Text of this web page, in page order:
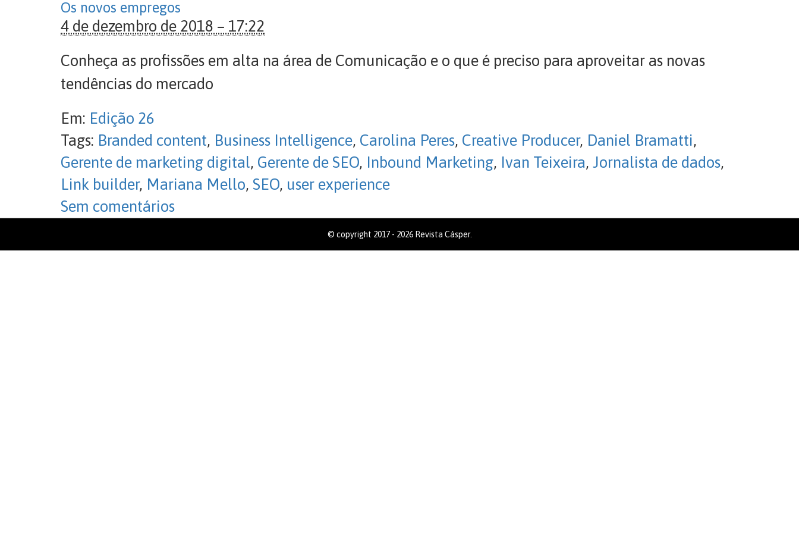
Os novos empregos
4 de dezembro de 2018 – 17:22
Conheça as profissões em alta na área de Comunicação e o que é preciso para aproveitar as novas
tendências do mercado
Em: Edição 26
Tags: Branded content, Business Intelligence, Carolina Peres, Creative Producer, Daniel Bramatti,
Gerente de marketing digital, Gerente de SEO, Inbound Marketing, Ivan Teixeira, Jornalista de dados,
Link builder, Mariana Mello, SEO, user experience
Sem comentários
© copyright 2017 - 2026 Revista Cásper.